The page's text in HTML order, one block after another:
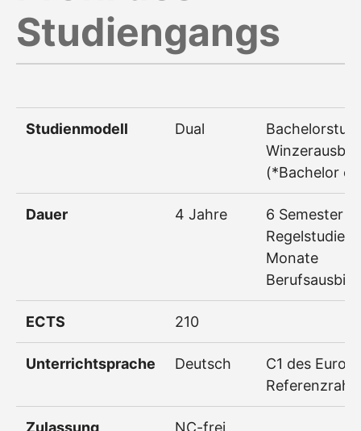
Studiengangs
Studienmodell Dual
(*Bachelor of
Dauer 4 Jahre
6 Semester
Monate
ECTS 210
Unterrichtsprache Deutsch
C1 des
Zulassung NC-frei